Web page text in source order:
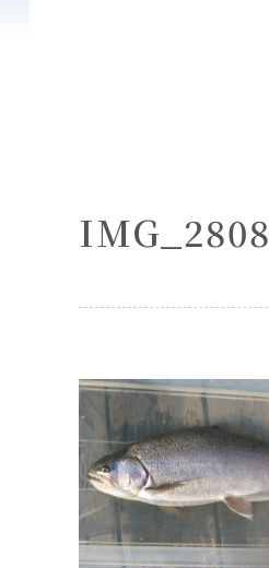
IMG_2808